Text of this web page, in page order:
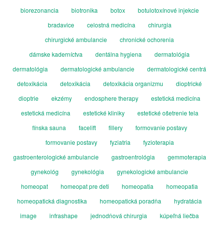
biorezonancia
biotronika botox
botulotoxínové injekcie
bradavice
celostná medicína
chirurgia
chirurgické ambulancie
chronické ochorenia
dámske kaderníctva
dentálna hygiena
dermatológia
dermatológia
dermatologické ambulancie
dermatologické centrá
detoxikácia
detoxikácia detoxikácia organizmu
dioptrické
dioptrie
ekzémy endosphere therapy
estetická medicína
estetická medicína
estetické kliniky
estetické ošetrenie tela
fínska sauna
facelift fillery
formovanie postavy
formovanie postavy
fyziatria
fyzioterapia
gastroenterologické ambulancie
gastroentrológia
gemmoterapia
gynekológ
gynekológia
gynekologické ambulancie
homeopat
homeopat pre deti homeopatia
homeopatia
homeopatická diagnostika
homeopatická poradňa
hydratácia
image
infrashape jednodňová chirurgia
kúpeľná liečba